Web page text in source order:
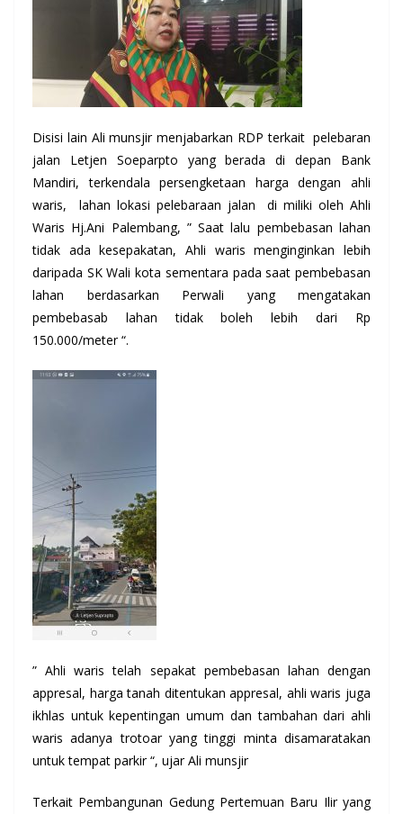
Disisi lain Ali munsjir menjabarkan RDP terkait pelebaran
jalan Letjen Soeparpto yang berada di depan Bank
Mandiri, terkendala persengketaan harga dengan ahli
waris, lahan lokasi pelebaraan jalan di miliki oleh Ahli
Waris Hj.Ani Palembang, ” Saat lalu pembebasan lahan
tidak ada kesepakatan, Ahli waris menginginkan lebih
daripada SK Wali kota sementara pada saat pembebasan
lahan berdasarkan Perwali yang mengatakan
pembebasab lahan tidak boleh lebih dari Rp
150.000/meter “.
” Ahli waris telah sepakat pembebasan lahan dengan
appresal, harga tanah ditentukan appresal, ahli waris juga
ikhlas untuk kepentingan umum dan tambahan dari ahli
waris adanya trotoar yang tinggi minta disamaratakan
untuk tempat parkir “, ujar Ali munsjir
Terkait Pembangunan Gedung Pertemuan Baru Ilir yang